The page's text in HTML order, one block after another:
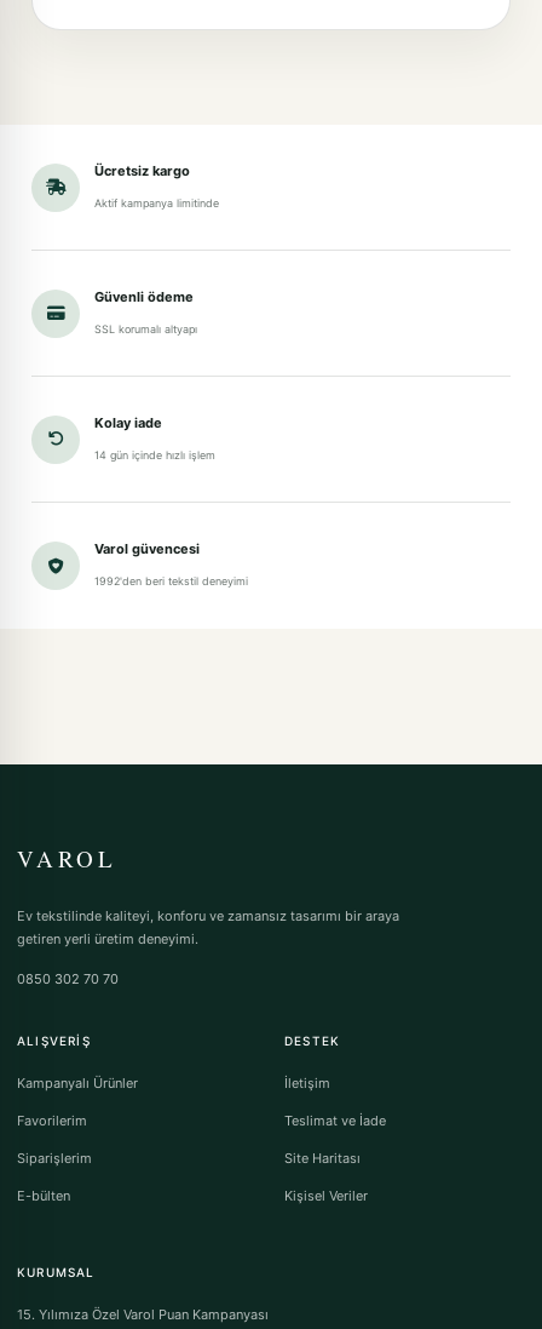
Ücretsiz kargo
Aktif kampanya limitinde
Güvenli ödeme
SSL korumalı altyapı
Kolay iade
14 gün içinde hızlı işlem
Varol güvencesi
1992'den beri tekstil deneyimi
VAROL
Ev tekstilinde kaliteyi, konforu ve zamansız tasarımı bir araya
getiren yerli üretim deneyimi.
0850 302 70 70
ALIŞVERIŞ
Kampanyalı Ürünler
Favorilerim
Siparişlerim
E-bülten
DESTEK
İletişim
Teslimat ve İade
Site Haritası
Kişisel Veriler
KURUMSAL
15. Yılımıza Özel Varol Puan Kampanyası